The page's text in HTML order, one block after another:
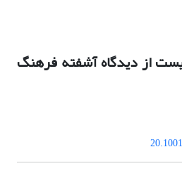
از دیدگاه آشفته فرهنگ